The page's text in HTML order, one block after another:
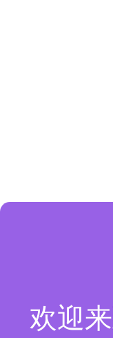
欢迎